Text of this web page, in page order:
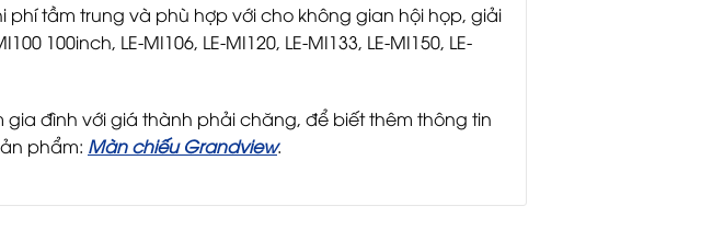
phí tầm trung và phù hợp với cho không gian hội họp, giải
100inch, LE-MI106, LE-MI120, LE-MI133, LE-MI150, LE-
gia đình với giá thành phải chăng, để biết thêm thông tin
phẩm: Màn chiếu Grandview.